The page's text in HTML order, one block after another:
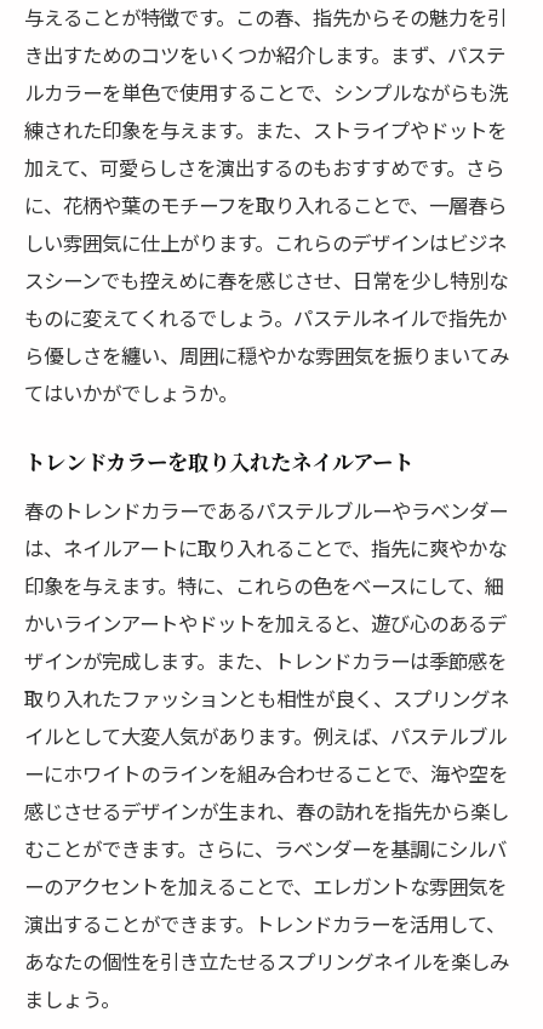
パステルからビビッドへ！カラーバリエーショ
ンで春を満喫
パステルからビビッドへ色の変化を楽しむ
ビビッドカラーで指先にアクセントを
シーズンごとのおすすめカラーパレット
混ぜ合わせて楽しむカラーコーディネート
大胆な色使いで印象を変えるテクニック
個性を引き立てる！アクセントネイルの取り入
れ方
ラメやストーンで華やかさをプラス
アクセントカラーの選び方と使い方
ニュアンスネイルでおしゃれ感を演出
ワンポイントで差をつけるテクニック
季節に応じたアクセントの取り入れ方
ネイルケアで持続力アップ！美しいスプリング
ネイルを保つコツ
自宅でできる簡単ネイルケア方法
プロもおすすめのネイルケアアイテム
ネイルが持つ秘訣は日々のケアにあり
長持ちするネイルのためのポイント
健康的な爪を育てるための方法
日常生活で気をつけたいネイルケア
与えることが特徴です。この春、指先からその魅力を引
き出すためのコツをいくつか紹介します。まず、パステ
ルカラーを単色で使用することで、シンプルながらも洗
練された印象を与えます。また、ストライプやドットを
加えて、可愛らしさを演出するのもおすすめです。さら
に、花柄や葉のモチーフを取り入れることで、一層春ら
しい雰囲気に仕上がります。これらのデザインはビジネ
スシーンでも控えめに春を感じさせ、日常を少し特別な
ものに変えてくれるでしょう。パステルネイルで指先か
ら優しさを纏い、周囲に穏やかな雰囲気を振りまいてみ
てはいかがでしょうか。
トレンドカラーを取り入れたネイルアート
春のトレンドカラーであるパステルブルーやラベンダー
は、ネイルアートに取り入れることで、指先に爽やかな
印象を与えます。特に、これらの色をベースにして、細
かいラインアートやドットを加えると、遊び心のあるデ
ザインが完成します。また、トレンドカラーは季節感を
取り入れたファッションとも相性が良く、スプリングネ
イルとして大変人気があります。例えば、パステルブル
ーにホワイトのラインを組み合わせることで、海や空を
感じさせるデザインが生まれ、春の訪れを指先から楽し
むことができます。さらに、ラベンダーを基調にシルバ
ーのアクセントを加えることで、エレガントな雰囲気を
演出することができます。トレンドカラーを活用して、
あなたの個性を引き立たせるスプリングネイルを楽しみ
ましょう。